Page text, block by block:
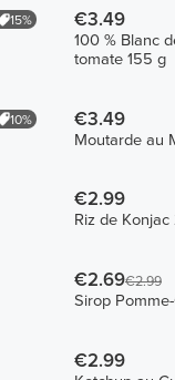
15% €3.49
100 % Blanc
tomate 155 g
10% €3.49
Moutarde au
€2.99
Riz de
€2.69€2.99
Sirop
€2.99